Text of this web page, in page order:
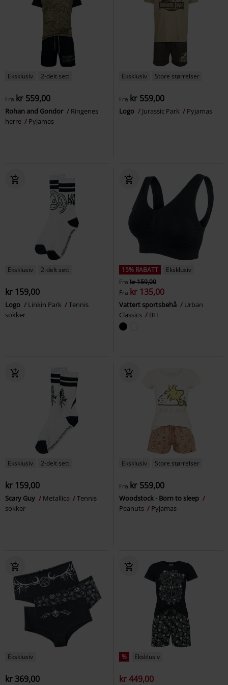
Eksklusiv 2-delt sett
Fra kr 559,00
Rohan and Gondor
Ringenes
herre
Pyjamas
Eksklusiv Store størrelser
Fra kr 559,00
Logo Jurassic Park Pyjamas
Eksklusiv 2-delt sett
kr 159,00
Logo Linkin Park
Tennis
sokker
15% RABATT
Eksklusiv
Fra kr 159,00
Fra kr 135,00
Vattert sportsbehå
Urban
Classics
BH
Eksklusiv 2-delt sett
kr 159,00
Scary Guy Metallica
Tennis
sokker
Eksklusiv Store størrelser
Fra kr 559,00
Woodstock - Born to sleep
Peanuts
Pyjamas
Eksklusiv
kr 369,00
% Eksklusiv
kr 449,00